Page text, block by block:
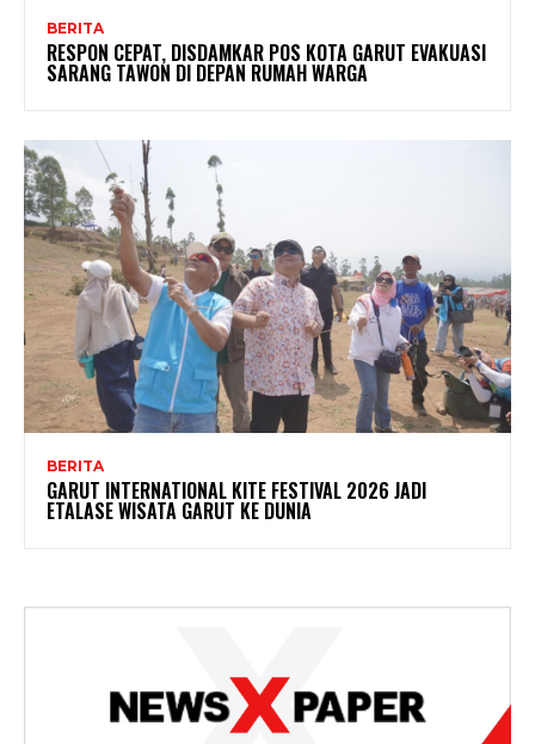
BERITA
RESPON CEPAT, DISDAMKAR POS KOTA GARUT EVAKUASI
SARANG TAWON DI DEPAN RUMAH WARGA
BERITA
GARUT INTERNATIONAL KITE FESTIVAL 2026 JADI
ETALASE WISATA GARUT KE DUNIA